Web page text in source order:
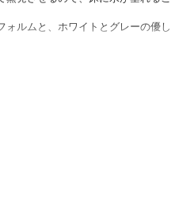
ォルムと、ホワイトとグレーの優し
です。
ゼント、キッチン、小物、食器、